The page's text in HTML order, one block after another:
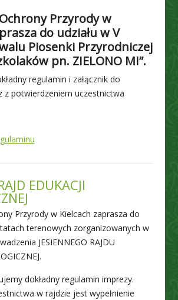
Przyrody w
do udziału w V
Piosenki Przyrodniczej
pn. ZIELONO MI”.
regulamin i załącznik do
z potwierdzeniem uczestnictwa
EDUKACJI
Przyrody w Kielcach zaprasza do
terenowych zorganizowanych w
JESIENNEGO RAJDU
dokładny regulamin imprezy.
w rajdzie jest wypełnienie